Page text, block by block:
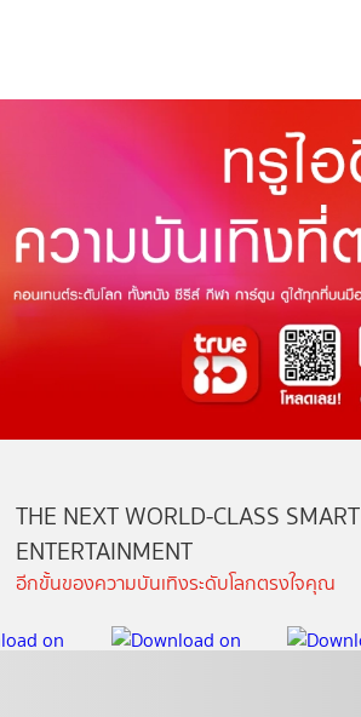
THE NEXT WORLD-CLASS SMART
ENTERTAINMENT
อีกขั้นของความบันเทิงระดับโลกตรงใจคุณ